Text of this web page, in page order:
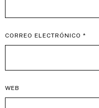
CORREO ELECTRÓNICO *
WEB